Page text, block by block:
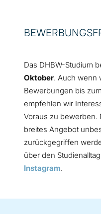
Das DHBW-Studium
Oktober. Auch wenn
Bewerbungen bis
empfehlen wir
Voraus zu bewerben.
breites Angebot
zurückgegriffen
über den
Instagram.